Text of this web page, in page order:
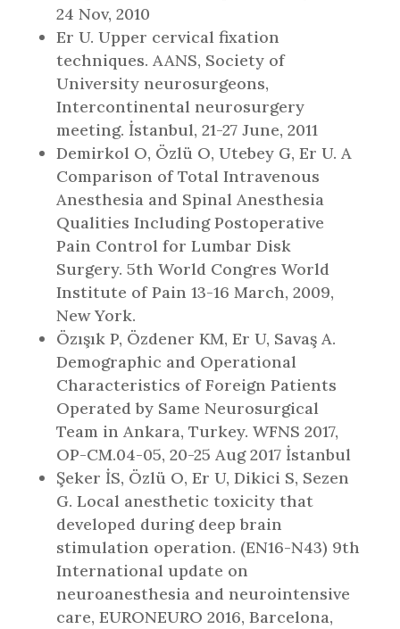
24 Nov, 2010
Er U. Upper cervical fixation
techniques. AANS, Society of
University neurosurgeons,
Intercontinental neurosurgery
meeting. İstanbul, 21-27 June, 2011
Demirkol O, Özlü O, Utebey G, Er U. A
Comparison of Total Intravenous
Anesthesia and Spinal Anesthesia
Qualities Including Postoperative
Pain Control for Lumbar Disk
Surgery. 5th World Congres World
Institute of Pain 13-16 March, 2009,
New York.
Özışık P, Özdener KM, Er U, Savaş A.
Demographic and Operational
Characteristics of Foreign Patients
Operated by Same Neurosurgical
Team in Ankara, Turkey. WFNS 2017,
OP-CM.04-05, 20-25 Aug 2017 İstanbul
Şeker İS, Özlü O, Er U, Dikici S, Sezen
G. Local anesthetic toxicity that
developed during deep brain
stimulation operation. (EN16-N43) 9th
International update on
neuroanesthesia and neurointensive
care, EURONEURO 2016, Barcelona,